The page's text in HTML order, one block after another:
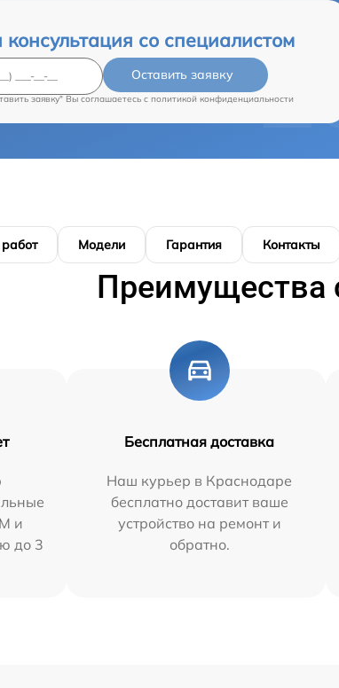
со специалистом
Оставить заявку
заявку" Вы соглашаетесь c политикой конфиденциальности
Модели Гарантия Контакты
Преимущества
и
до 3
Бесплатная доставка
Наш курьер в Краснодаре
бесплатно доставит ваше
устройство на ремонт и
обратно.